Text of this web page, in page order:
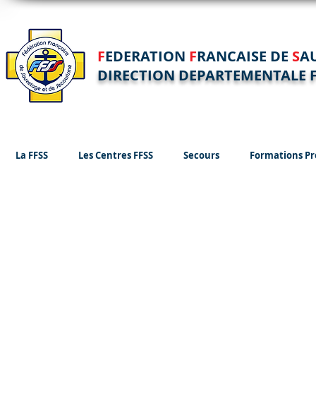
FEDERATION FRANCAISE DE S
DIRECTION DEPARTEMENTALE
La FFSS Les Centres FFSS Secours Formations